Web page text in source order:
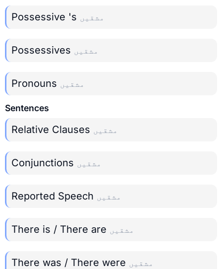
Possessive 's مشقیں
Possessives مشقیں
Pronouns مشقیں
Sentences
Relative Clauses مشقیں
Conjunctions مشقیں
Reported Speech مشقیں
There is / There are مشقیں
There was / There were مشقیں